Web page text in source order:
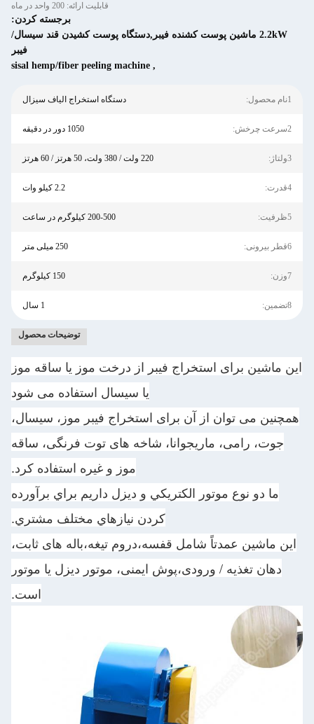
قابلیت ارائه: 200 واحد در ماه
برجسته کردن:
2.2kW ماشین پوست کشنده فیبر,دستگاه پوست کشیدن قند سیسال/
فیبر
,
sisal hemp/fiber peeling machine
1نام محصول: دستگاه استخراج الیاف سیزال
2سرعت چرخش: 1050 دور در دقیقه
3ولتاژ: 220 ولت / 380 ولت، 50 هرتز / 60 هرتز
4قدرت: 2.2 کیلو وات
5ظرفیت: 200-500 کیلوگرم در ساعت
6قطر بیرونی: 250 میلی متر
7وزن: 150 کیلوگرم
8تضمین: 1 سال
توضیحات محصول
این ماشین برای استخراج فیبر از درخت موز یا ساقه موز
یا سیسال استفاده می شود
همچنین می توان از آن برای استخراج فیبر موز، سیسال،
جوت، رامی، ماریجوانا، شاخه های توت فرنگی، ساقه
موز و غیره استفاده کرد.
ما دو نوع موتور الکتريکي و ديزل داريم براي برآورده
کردن نيازهاي مختلف مشتري.
این ماشین عمدتاً شامل قفسه،دروم تیغه،باله های ثابت،
دهان تغذیه / ورودی،پوش ایمنی، موتور دیزل یا موتور
است.